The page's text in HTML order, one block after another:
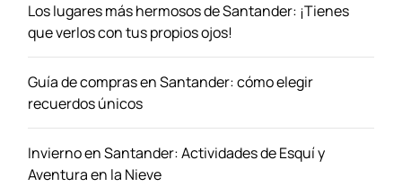
t
a
E
s
o
l
Los lugares más hermosos de Santander: ¡Tienes
que verlos con tus propios ojos!
Guía de compras en Santander: cómo elegir
recuerdos únicos
Invierno en Santander: Actividades de Esquí y
Aventura en la Nieve